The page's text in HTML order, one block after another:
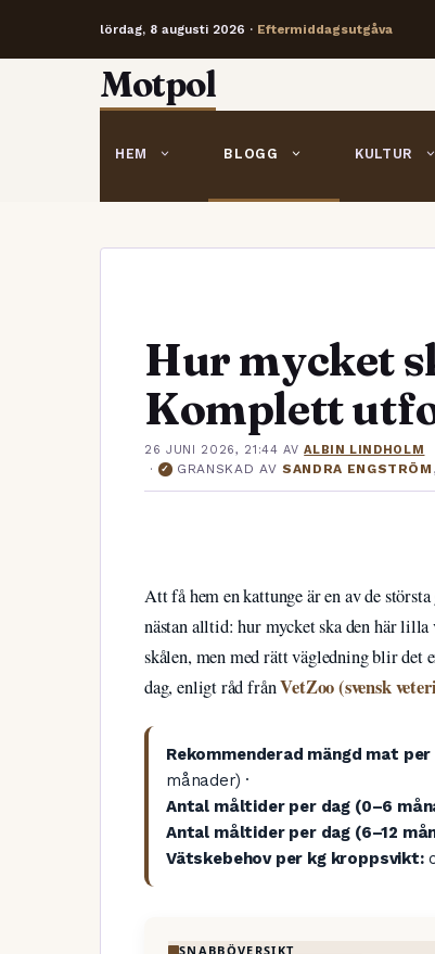
lördag, 8 augusti 2026 · Eftermiddagsutgåva
Motpol
HEM BLOGG KULTUR
Hur mycket
Komplett
26 JUNI 2026, 21:44 AVALBIN LINDHOLM
· ✓ GRANSKAD AV SANDRA ENGSTRÖM
Att få hem en kattunge är en av de
nästan alltid: hur mycket ska den här
skålen, men med rätt vägledning blir det
dag, enligt råd frånVetZoo (svensk
Rekommenderad mängd mat per
månader) ·
Antal måltider per dag (0–6
Antal måltider per dag (6–12
Vätskebehov per kg kroppsvikt:
SNABBÖVERSIKT